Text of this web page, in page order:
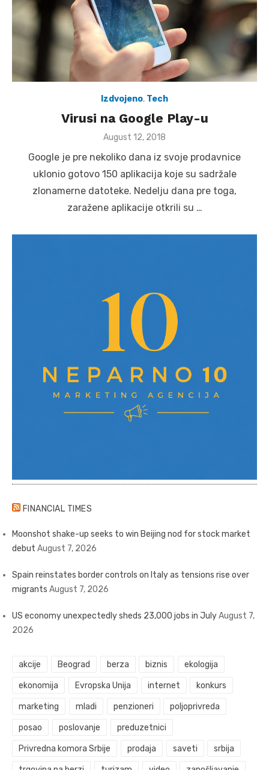
Izdvojeno, Tech
Virusi na Google Play-u
Posted
August 12, 2018
Google je pre nekoliko dana iz svoje prodavnice
uklonio gotovo 150 aplikacija koje su sadržale
zlonamerne datoteke. Nedelju dana pre toga,
zaražene aplikacije otkrili su …
FINANCIAL TIMES
Moonshot shake-up seeks to win Beijing nod for stock market
debut August 7, 2026
Spain reinstates border controls on Italy as tensions rise over
migrants August 7, 2026
US economy unexpectedly sheds 23,000 jobs in JulyAugust 7,
2026
akcije Beograd berza biznis ekologija
ekonomija Evropska Unija internet konkurs
marketing mladi penzioneri poljoprivreda
posao poslovanje preduzetnici
Privredna komora Srbije prodaja saveti srbija